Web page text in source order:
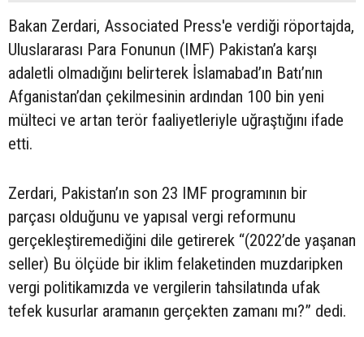
Bakan Zerdari, Associated Press'e verdiği röportajda,
Uluslararası Para Fonunun (IMF) Pakistan’a karşı
adaletli olmadığını belirterek İslamabad’ın Batı’nın
Afganistan’dan çekilmesinin ardından 100 bin yeni
mülteci ve artan terör faaliyetleriyle uğraştığını ifade
etti.
Zerdari, Pakistan’ın son 23 IMF programının bir
parçası olduğunu ve yapısal vergi reformunu
gerçekleştiremediğini dile getirerek “(2022’de yaşanan
seller) Bu ölçüde bir iklim felaketinden muzdaripken
vergi politikamızda ve vergilerin tahsilatında ufak
tefek kusurlar aramanın gerçekten zamanı mı?” dedi.